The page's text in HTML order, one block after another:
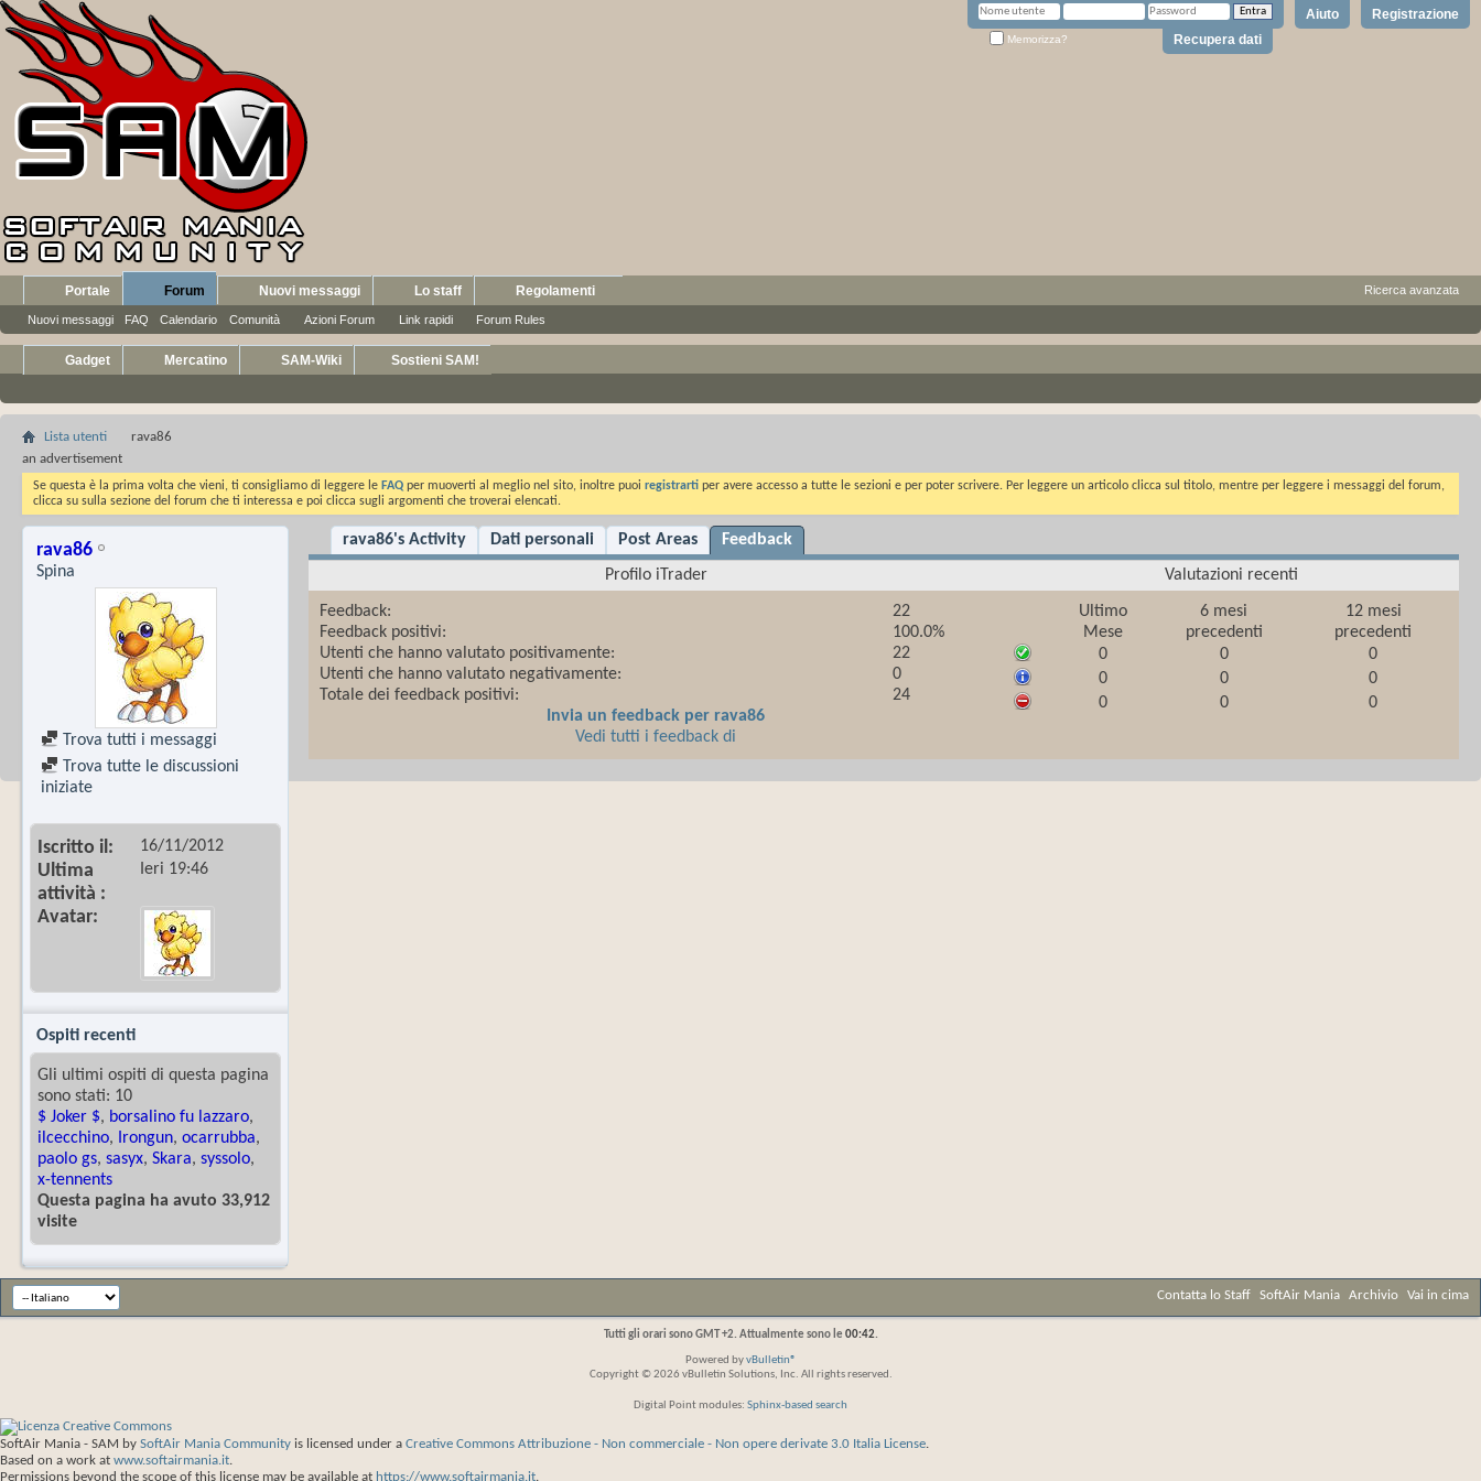
Registrazione
Aiuto
Memorizza? Recupera dati
Portale Forum
Nuovi messaggi FAQ Calendario Comunità Azioni Forum Link rapidi Forum Rules
Nuovi messaggi Lo staff Regolamenti Ricerca avanzata
Gadget Mercatino SAM-Wiki Sostieni SAM!
Lista utenti
rava86
an advertisement
Se questa è la prima volta che vieni, ti consigliamo di leggere le FAQ per muoverti al meglio nel sito, inoltre puoi registrarti per avere accesso a tutte le sezioni e per poter scrivere. Per leggere un articolo clicca sul titolo, mentre per leggere i messaggi del forum,
clicca su sulla sezione del forum che ti interessa e poi clicca sugli argomenti che troverai elencati.
rava86
Spina
Trova tutti i messaggi
Trova tutte le discussioni
iniziate
Iscritto il 16/11/2012
Ultima
attività
Ieri 19:46
Avatar
Ospiti recenti
Gli ultimi ospiti di questa pagina
sono stati: 10
$ Joker $, borsalino fu lazzaro,
ilcecchino, Irongun, ocarrubba,
paolo gs, sasyx, Skara, syssolo,
x-tennents
Questa pagina ha avuto 33,912
visite
rava86's Activity Dati personali Post Areas
Feedback
Profilo iTrader
Valutazioni recenti
Feedback:
Feedback positivi:
22
100.0%
Utenti che hanno valutato positivamente:
Utenti che hanno valutato negativamente:
22
0
Totale dei feedback positivi:
24
Invia un feedback per rava86
Vedi tutti i feedback di
Ultimo
Mese
6 mesi
precedenti
12 mesi
precedenti
0
0
0
0
0
0
0
0 0
Contatta lo Staff SoftAir Mania Archivio Vai in cima
Tutti gli orari sono GMT +2. Attualmente sono le 00:42.
Powered byvBulletin®
Copyright © 2026 vBulletin Solutions, Inc. All rights reserved.
Digital Point modules: Sphinx-based search
SoftAir Mania - SAM by SoftAir Mania Community is licensed under a Creative Commons Attribuzione - Non commerciale - Non opere derivate 3.0 Italia License.
Based on a work at www.softairmania.it.
Permissions beyond the scope of this license may be available at https://www.softairmania.it.